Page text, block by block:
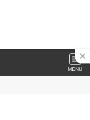
MENU